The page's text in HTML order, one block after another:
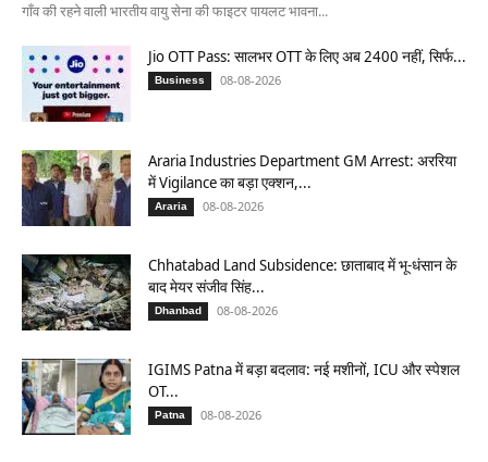
गाँव की रहने वाली भारतीय वायु सेना की फाइटर पायलट भावना...
Jio OTT Pass: सालभर OTT के लिए अब 2400 नहीं, सिर्फ...
Business 08-08-2026
Araria Industries Department GM Arrest: अररिया
में Vigilance का बड़ा एक्शन,...
Araria 08-08-2026
Chhatabad Land Subsidence: छाताबाद में भू-धंसान के
बाद मेयर संजीव सिंह...
Dhanbad 08-08-2026
IGIMS Patna में बड़ा बदलाव: नई मशीनों, ICU और स्पेशल
OT...
Patna 08-08-2026